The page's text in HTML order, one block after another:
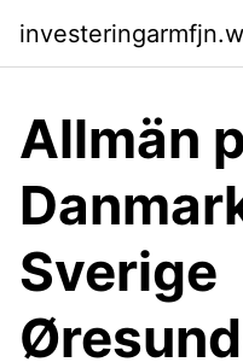
Allmän
Sverige